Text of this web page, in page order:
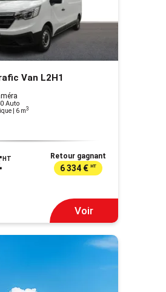
Van L2H1
Auto
| 6 m3
HT Retour gagnant
6 334 € HT
Voir